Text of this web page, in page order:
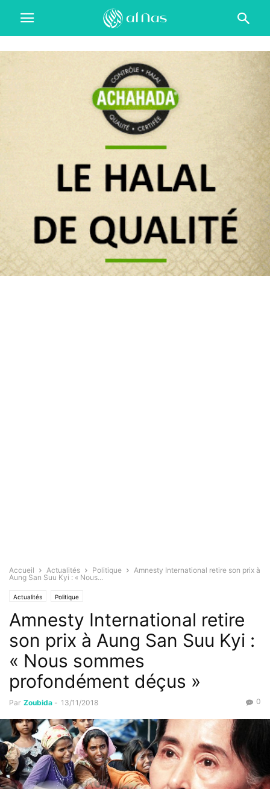
Accueil Actualités Politique
Amnesty International retire son prix à
Aung San Suu Kyi : « Nous...
Actualités Politique
Amnesty International retire
son prix à Aung San Suu Kyi :
« Nous sommes
profondément déçus »
Par Zoubida - 13/11/2018 0